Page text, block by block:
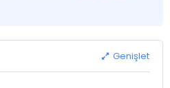
Genişlet